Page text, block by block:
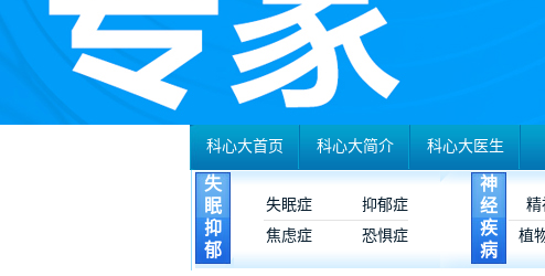
科心大首页 科心大简介 科心大医生
失
眠
抑
郁
失眠症
抑郁症
焦虑症
恐惧症
神
经
疾
病
精
植